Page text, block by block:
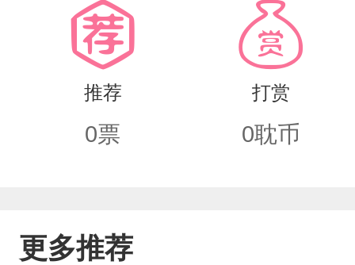
六，升职加薪的幸福生活。（原来是
师后学生看我的眼神不清白（又名我
推荐
0票
打赏
0耽币
更多推荐